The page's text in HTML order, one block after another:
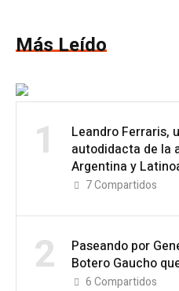
Más Leído
1
Leandro Ferraris,
autodidacta de la
Argentina y
7Compartidos
2
Paseando por
Botero Gaucho
6Compartidos